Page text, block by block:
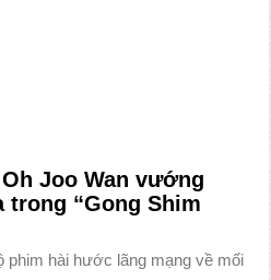
Joo Wan vướng
trong “Gong Shim
phim hài hước lãng mạng về mối